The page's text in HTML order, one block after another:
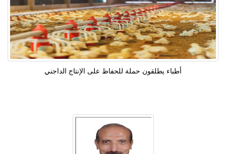
أطباء يطلقون حملة للحفاظ على الإنتاج الداجني